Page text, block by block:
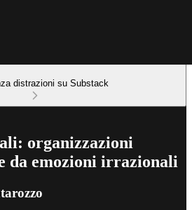
distrazioni su Substack
organizzazioni
da emozioni irrazionali